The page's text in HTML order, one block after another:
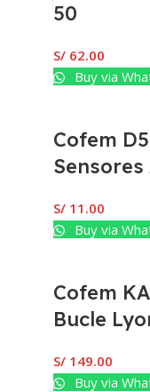
50
S/ 62.00
Buy via
Cofem
S/ 11.00
Buy via
Cofem
Bucle
S/ 149.00
Buy via